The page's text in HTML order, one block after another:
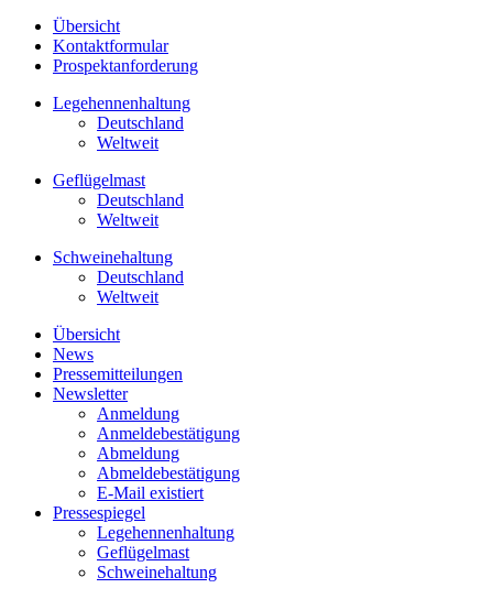
Übersicht
Kontaktformular
Prospektanforderung
Legehennenhaltung
Deutschland
Weltweit
Geflügelmast
Deutschland
Weltweit
Schweinehaltung
Deutschland
Weltweit
Übersicht
News
Pressemitteilungen
Newsletter
Anmeldung
Anmeldebestätigung
Abmeldung
Abmeldebestätigung
E-Mail existiert
Pressespiegel
Legehennenhaltung
Geflügelmast
Schweinehaltung